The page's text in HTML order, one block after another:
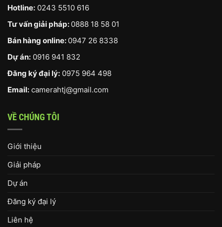
Hotline: 0243 5510 616
Tư vấn giải pháp: 0888 18 58 01
Bán hàng online: 0947 26 8338
Dự án: 0916 941 832
Đăng ký đại lý: 0975 964 498
Email: camerahtj@gmail.com
VỀ CHÚNG TÔI
Giới thiệu
Giải pháp
Dự án
Đăng ký đại lý
Liên hệ